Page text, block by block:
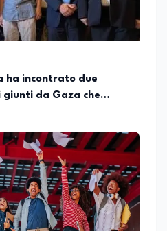
ha incontrato due
da Gaza che